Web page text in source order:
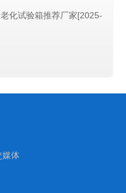
化试验箱推荐厂家[2025-
媒体